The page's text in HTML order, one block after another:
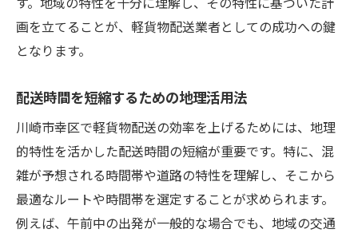
画を立てることが、軽貨物配送業者としての成功への鍵
となります。
配送時間を短縮するための地理活用法
川崎市幸区で軽貨物配送の効率を上げるためには、地理
的特性を活かした配送時間の短縮が重要です。特に、混
雑が予想される時間帯や道路の特性を理解し、そこから
最適なルートや時間帯を選定することが求められます。
例えば、午前中の出発が一般的な場合でも、地域の交通